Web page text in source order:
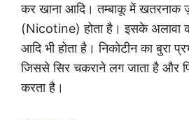
कर खाना आदि। तम्बाकू में खतरनाक
(Nicotine) होता है। इसके अलावा
आदि भी होता है। निकोटीन का बुरा
जिससे सिर चकराने लग जाता है और
करता है।